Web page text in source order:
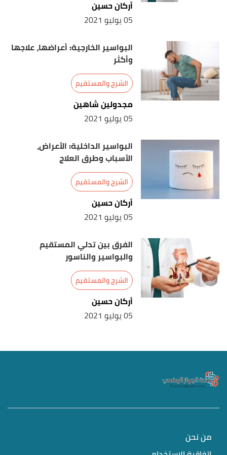
7/5/2021. Edited.
Retrieved 7/5/2021. Edited.
↑
"What you need to know about bowel
incontinence",www.medicalnewstoday.com,
Retrieved 7/5/2021. Edited.
أركان حسين
05 يوليو 2021
البواسير الخارجية: أعراضها، علاجها
وأكثر
الشرج والمستقيم
مجدولين شاهين
05 يوليو 2021
البواسير الداخلية: الأعراض،
الأسباب وطرق العلاج
الشرج والمستقيم
أركان حسين
05 يوليو 2021
الفرق بين تدلي المستقيم
والبواسير والناسور
الشرج والمستقيم
أركان حسين
05 يوليو 2021
من نحن